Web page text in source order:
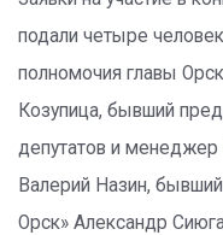
подали четыре
полномочия главы
Козупица, бывший
депутатов и менеджер
Валерий Назин,
Орск» Александр